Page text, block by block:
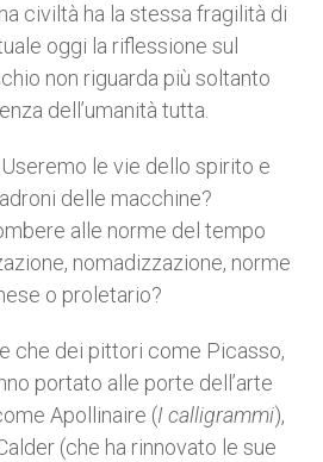
civiltà ha la stessa fragilità di
oggi la riflessione sul
non riguarda più soltanto
dell’umanità tutta.
le vie dello spirito e
delle macchine?
alle norme del tempo
nomadizzazione, norme
o proletario?
che dei pittori come Picasso,
portato alle porte dell’arte
Apollinaire (I calligrammi),
(che ha rinnovato le sue